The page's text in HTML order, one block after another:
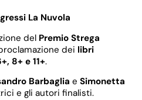
La Nuvola
del Premio Strega
dei libri
8+ e 11+.
Barbaglia e Simonetta
e gli autori finalisti.